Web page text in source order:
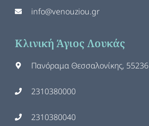
info@venouziou.gr
Κλινική Άγιος Λουκάς
Πανόραμα Θεσσαλονίκης, 55236
2310380000
2310380040